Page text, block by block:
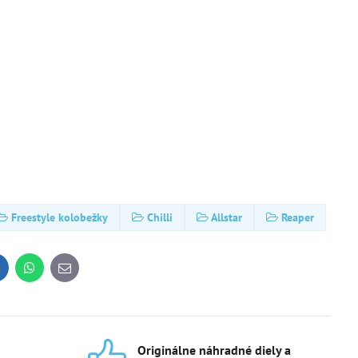
Freestyle kolobežky Chilli Allstar Reaper
WhatsApp
E-
mail
Originálne náhradné diely a